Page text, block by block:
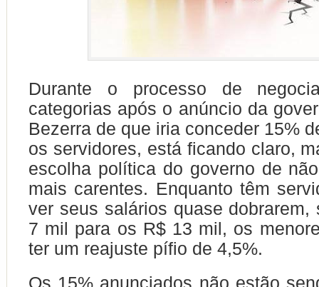
Durante o processo de
categorias após o anúncio da
Bezerra de que iria conceder 15%
os servidores, está ficando claro,
escolha política do governo de
mais carentes. Enquanto têm
ver seus salários quase dobrarem,
7 mil para os R$ 13 mil, os
ter um reajuste pífio de 4,5%.
Os 15% anunciados não estão